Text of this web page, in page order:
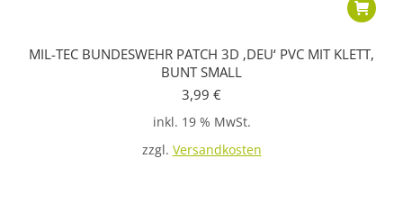
MIL-TEC BUNDESWEHR PATCH 3D ‚DEU‘ PVC MIT KLETT,
BUNT SMALL
3,99 €
inkl. 19 % MwSt.
zzgl. Versandkosten